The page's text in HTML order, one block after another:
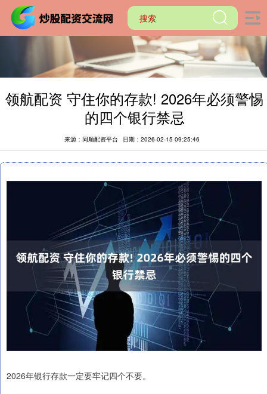
领航配资 守住你的存款! 2026年必须警惕
的四个银行禁忌
来源：同顺配资平台 日期：2026-02-15 09:25:46
2026年银行存款一定要牢记四个不要。